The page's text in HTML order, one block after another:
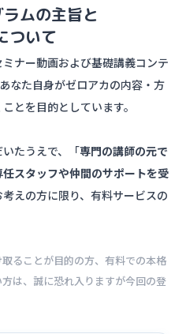
ムの主旨と
ついて
ナー動画および基礎講義コンテ
なた自身がゼロアカの内容・方
とを目的としています。
たうえで、「専門の講師の元で
任スタッフや仲間のサポートを受
考えの方に限り、有料サービスの
ることが目的の方、有料での本格
は、誠に恐れ入りますが今回の登